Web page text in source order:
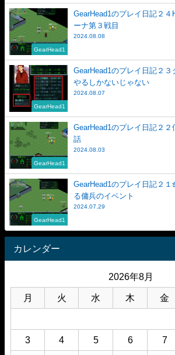
GearHead1
GearHead1のプレイ日記２４
ーナ第３戦目
2024.08.08
GearHead1
GearHead1のプレイ日記２
やるしかないじゃない
2024.08.07
GearHead1
GearHead1のプレイ日記２
話
2024.08.03
GearHead1
GearHead1のプレイ日記２１
る傭兵のイベント
2024.07.29
カレンダー
2026年8月
月 火 水 木 金
3 4 5 6 7